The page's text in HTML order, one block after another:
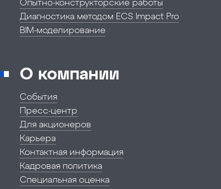
Диагностика методом ECS Impact Pro
BIM-моделирование
О компании
События
Пресс-центр
Для акционеров
Карьера
Контактная информация
Кадровая политика
Специальная оценка